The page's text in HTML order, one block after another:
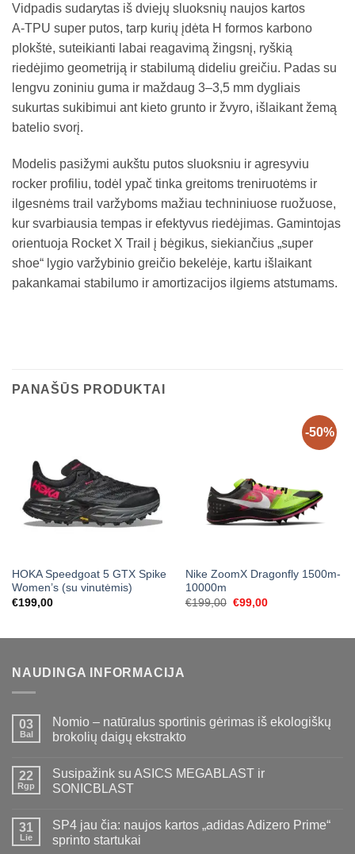
Vidpadis sudarytas iš dviejų sluoksnių naujos kartos
A‑TPU super putos, tarp kurių įdėta H formos karbono
plokštė, suteikianti labai reagavimą žingsnį, ryškią
riedėjimo geometriją ir stabilumą dideliu greičiu. Padas su
lengvu zoniniu guma ir maždaug 3–3,5 mm dygliais
sukurtas sukibimui ant kieto grunto ir žvyro, išlaikant žemą
batelio svorį.
Modelis pasižymi aukštu putos sluoksniu ir agresyviu
rocker profiliu, todėl ypač tinka greitoms treniruotėms ir
ilgesnėms trail varžyboms mažiau techniniuose ruožuose,
kur svarbiausia tempas ir efektyvus riedėjimas. Gamintojas
orientuoja Rocket X Trail į bėgikus, siekiančius „super
shoe“ lygio varžybinio greičio bekelėje, kartu išlaikant
pakankamai stabilumo ir amortizacijos ilgiems atstumams.
PANAŠŪS PRODUKTAI
HOKA Speedgoat 5 GTX Spike
Women’s (su vinutėmis)
€199,00
-50%
Nike ZoomX Dragonfly 1500m-
10000m
€199,00 Original
price
€99,00Current
NAUDINGA INFORMACIJA
03
Bal
Nomio – natūralus sportinis gėrimas iš ekologiškų
brokolių daigų ekstrakto
22
Rgp
Susipažink su ASICS MEGABLAST ir
SONICBLAST
31
Lie
SP4 jau čia: naujos kartos „adidas Adizero Prime“
sprinto startukai